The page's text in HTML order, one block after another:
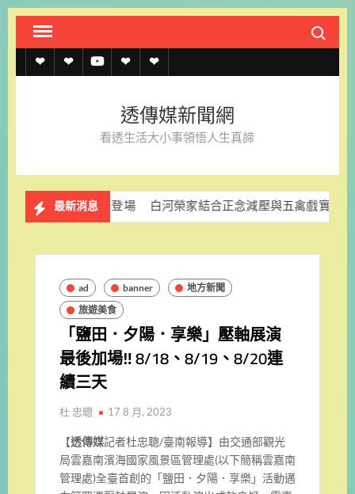
Skip
content
Search
透
約
透
上
記
單
透 聯
我
官
LINE
透傳媒新聞網
看透生活大小事領悟人生真諦
最新消息
艦店登場 白河榮家結合正念減壓與五禽戲實作守護長者心理健
ad banner
地方新聞
旅遊美食
「鹽田．夕陽．享樂」壓軸展演
最後加場‼ 8/18、8/19、8/20連
續三天
杜 忠聰 17 8 月, 2023
【透傳媒記者杜忠聰/臺南報導】由交通部觀光
局雲嘉南濱海國家風景區管理處(以下簡稱雲嘉南
管理處)全臺首創的「鹽田．夕陽．享樂」活動邁